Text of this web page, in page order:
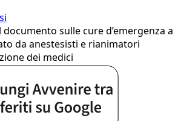
sulle cure d’emergenza a
da anestesisti e rianimatori
dei medici